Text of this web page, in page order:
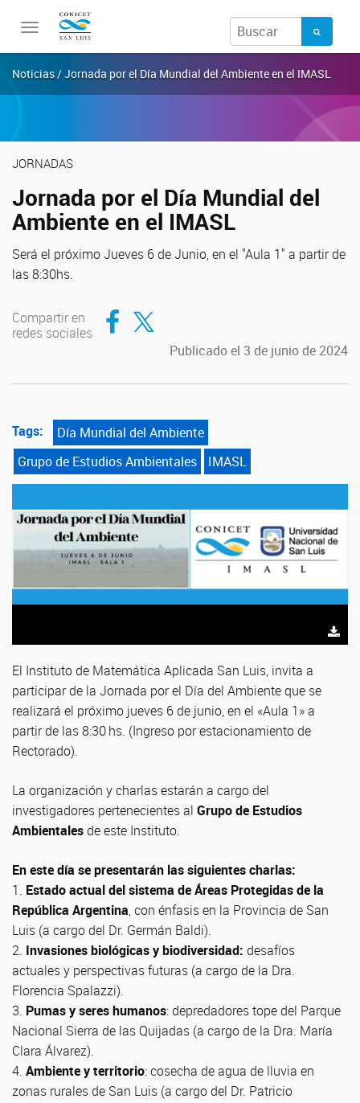
Toggle
Noticias / Jornada por el Día Mundial del Ambiente en el IMASL
JORNADAS
Jornada por el Día Mundial del
Ambiente en el IMASL
Será el próximo Jueves 6 de Junio, en el "Aula 1" a partir de
las 8:30hs.
Compartir en
redes sociales
Compartir en Facebook
Compartir en Twitter
Publicado el 3 de junio de 2024
Tags:
Día Mundial del Ambiente
Grupo de Estudios Ambientales
IMASL
El Instituto de Matemática Aplicada San Luis, invita a
participar de la Jornada por el Día del Ambiente que se
realizará el próximo jueves 6 de junio, en el «Aula 1» a
partir de las 8:30 hs. (Ingreso por estacionamiento de
Rectorado).
La organización y charlas estarán a cargo del
investigadores pertenecientes al Grupo de Estudios
Ambientalesde este Instituto.
En este día se presentarán las siguientes charlas:
1. Estado actual del sistema de Áreas Protegidas de la
República Argentina, con énfasis en la Provincia de San
Luis (a cargo del Dr. Germán Baldi).
2. Invasiones biológicas y biodiversidad: desafíos
actuales y perspectivas futuras (a cargo de la Dra.
Florencia Spalazzi).
3. Pumas y seres humanos: depredadores tope del Parque
Nacional Sierra de las Quijadas (a cargo de la Dra. María
Clara Álvarez).
4. Ambiente y territorio: cosecha de agua de lluvia en
zonas rurales de San Luis (a cargo del Dr. Patricio